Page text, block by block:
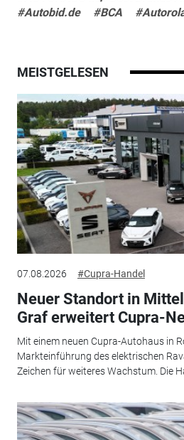
#Autobid.de
#BCA
MEISTGELESEN
07.08.2026 #Cupra-Handel
Neuer Standort in
Graf erweitert Cupra-
Mit einem neuen Cupra-Autohaus in
Markteinführung des elektrischen
Zeichen für weiteres Wachstum. Die